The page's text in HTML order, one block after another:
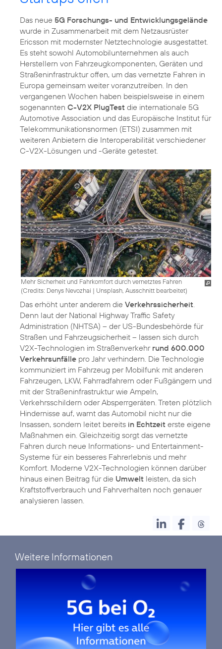
Das neue 5G Forschungs- und Entwicklungsgelände
wurde in Zusammenarbeit mit dem Netzausrüster
Ericsson mit modernster Netztechnologie ausgestattet.
Es steht sowohl Automobilunternehmen als auch
Herstellern von Fahrzeugkomponenten, Geräten und
Straßeninfrastruktur offen, um das vernetzte Fahren in
Europa gemeinsam weiter voranzutreiben. In den
vergangenen Wochen haben beispielsweise in einem
sogenannten C-V2X PlugTest die internationale 5G
Automotive Association und das Europäische Institut für
Telekommunikationsnormen (ETSI) zusammen mit
weiteren Anbietern die Interoperabilität verschiedener
C-V2X-Lösungen und -Geräte getestet.
Mehr Sicherheit und Fahrkomfort durch vernetztes Fahren
(Credits: Denys Nevozhai | Unsplash, Ausschnitt bearbeitet)
Das erhöht unter anderem die Verkehrssicherheit
Denn laut der National Highway Traffic Safety
Administration (NHTSA) – der US-Bundesbehörde für
Straßen und Fahrzeugsicherheit – lassen sich durch
V2X-Technologien im Straßenverkehr rund 600.000
Verkehrsunfälle pro Jahr verhindern. Die Technologie
kommuniziert im Fahrzeug per Mobilfunk mit anderen
Fahrzeugen, LKW, Fahrradfahrern oder Fußgängern und
mit der Straßeninfrastruktur wie Ampeln,
Verkehrsschildern oder Absperrgeräten. Treten plötzlich
Hindernisse auf, warnt das Automobil nicht nur die
Insassen, sondern leitet bereits in Echtzeit erste eigene
Maßnahmen ein. Gleichzeitig sorgt das vernetzte
Fahren durch neue Informations- und Entertainment-
Systeme für ein besseres Fahrerlebnis und mehr
Komfort. Moderne V2X-Technologien können darüber
hinaus einen Beitrag für die Umwelt leisten, da sich
Kraftstoffverbrauch und Fahrverhalten noch genauer
analysieren lassen.
Weitere Informationen